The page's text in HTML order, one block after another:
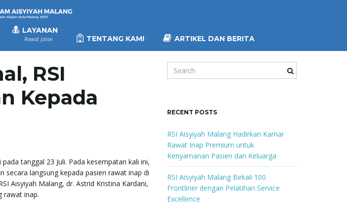
LAYANAN
Rawat Jalan TENTANG KAMI ARTIKEL DAN BERITA
RSI
Kepada
tanggal 23 Juli. Pada kesempatan kali ini,
secara langsung kepada pasien rawat inap di
Aisyiyah Malang, dr. Astrid Kristina Kardani,
rawat inap.
e
c
k
e
y
w
o
r
d
RECENT POSTS
RSI Aisyiyah Malang Hadirkan Kamar
Rawat Inap Premium untuk
Kenyamanan Pasien dan Keluarga
RSI Aisyiyah Malang Bekali 100
Frontliner dengan Pelatihan Service
Excellence